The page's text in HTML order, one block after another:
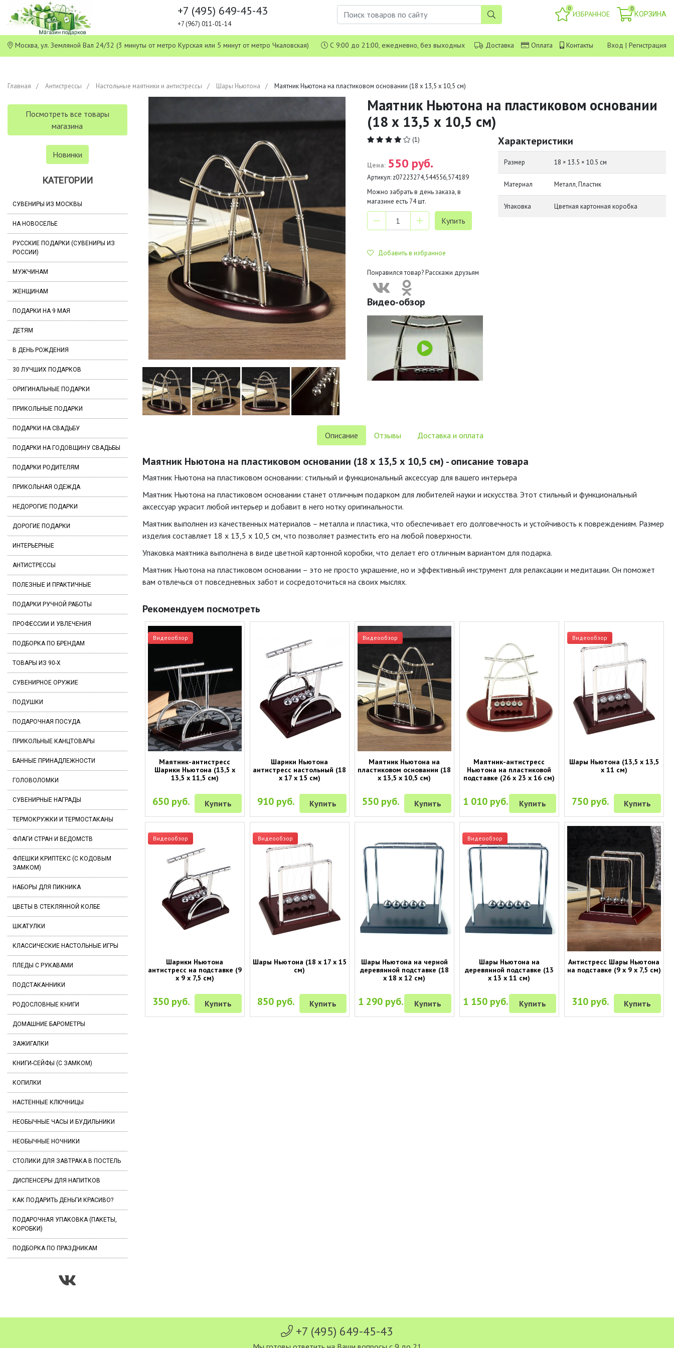
+7 (495) 649-45-43
+7 (967) 011-01-14
0
ИЗБРАННОЕ
0
КОРЗИНА
Москва, ул. Земляной Вал 24/32 (3 минуты от метро Курская или 5 минут от метро Чкаловская) С 9:00 до 21:00, ежедневно, без выходных Доставка Оплата Контакты Вход | Регистрация
Главная Антистрессы Настольные маятники и антистрессы Шары Ньютона Маятник Ньютона на пластиковом основании (18 х 13,5 х 10,5 см)
Посмотреть все товары
магазина
Новинки
КАТЕГОРИИ
СУВЕНИРЫ ИЗ МОСКВЫ
НА НОВОСЕЛЬЕ
РУССКИЕ ПОДАРКИ (СУВЕНИРЫ ИЗ
РОССИИ)
МУЖЧИНАМ
ЖЕНЩИНАМ
ПОДАРКИ НА 9 МАЯ
ДЕТЯМ
В ДЕНЬ РОЖДЕНИЯ
30 ЛУЧШИХ ПОДАРКОВ
ОРИГИНАЛЬНЫЕ ПОДАРКИ
ПРИКОЛЬНЫЕ ПОДАРКИ
ПОДАРКИ НА СВАДЬБУ
ПОДАРКИ НА ГОДОВЩИНУ СВАДЬБЫ
ПОДАРКИ РОДИТЕЛЯМ
ПРИКОЛЬНАЯ ОДЕЖДА
НЕДОРОГИЕ ПОДАРКИ
ДОРОГИЕ ПОДАРКИ
ИНТЕРЬЕРНЫЕ
АНТИСТРЕССЫ
ПОЛЕЗНЫЕ И ПРАКТИЧНЫЕ
ПОДАРКИ РУЧНОЙ РАБОТЫ
ПРОФЕССИИ И УВЛЕЧЕНИЯ
ПОДБОРКА ПО БРЕНДАМ
ТОВАРЫ ИЗ 90-Х
СУВЕНИРНОЕ ОРУЖИЕ
ПОДУШКИ
ПОДАРОЧНАЯ ПОСУДА
ПРИКОЛЬНЫЕ КАНЦТОВАРЫ
БАННЫЕ ПРИНАДЛЕЖНОСТИ
ГОЛОВОЛОМКИ
СУВЕНИРНЫЕ НАГРАДЫ
ТЕРМОКРУЖКИ И ТЕРМОСТАКАНЫ
ФЛАГИ СТРАН И ВЕДОМСТВ
ФЛЕШКИ КРИПТЕКС (С КОДОВЫМ
ЗАМКОМ)
НАБОРЫ ДЛЯ ПИКНИКА
ЦВЕТЫ В СТЕКЛЯННОЙ КОЛБЕ
ШКАТУЛКИ
КЛАССИЧЕСКИЕ НАСТОЛЬНЫЕ ИГРЫ
ПЛЕДЫ С РУКАВАМИ
ПОДСТАКАННИКИ
РОДОСЛОВНЫЕ КНИГИ
ДОМАШНИЕ БАРОМЕТРЫ
ЗАЖИГАЛКИ
КНИГИ-СЕЙФЫ (С ЗАМКОМ)
КОПИЛКИ
НАСТЕННЫЕ КЛЮЧНИЦЫ
НЕОБЫЧНЫЕ ЧАСЫ И БУДИЛЬНИКИ
НЕОБЫЧНЫЕ НОЧНИКИ
СТОЛИКИ ДЛЯ ЗАВТРАКА В ПОСТЕЛЬ
ДИСПЕНСЕРЫ ДЛЯ НАПИТКОВ
КАК ПОДАРИТЬ ДЕНЬГИ КРАСИВО?
ПОДАРОЧНАЯ УПАКОВКА (ПАКЕТЫ,
КОРОБКИ)
ПОДБОРКА ПО ПРАЗДНИКАМ
Маятник Ньютона на пластиковом основании
(18 х 13,5 х 10,5 см)
(1)
Цена: 550 руб.
Артикул: z07223274,544556,574189
Можно забрать в день заказа, в
магазине есть 74шт.
Добавить в избранное
Понравился товар? Расскажи друзьям
Видео-обзор
Характеристики
Размер 18 × 13.5 × 10.5 см
Материал Металл, Пластик
Упаковка Цветная картонная коробка
Описание Отзывы Доставка и оплата
Маятник Ньютона на пластиковом основании (18 х 13,5 х 10,5 см) - описание товара
Маятник Ньютона на пластиковом основании: стильный и функциональный аксессуар для вашего интерьера
Маятник Ньютона на пластиковом основании станет отличным подарком для любителей науки и искусства. Этот стильный и функциональный
аксессуар украсит любой интерьер и добавит в него нотку оригинальности.
Маятник выполнен из качественных материалов – металла и пластика, что обеспечивает его долговечность и устойчивость к повреждениям. Размер
изделия составляет 18 х 13,5 х 10,5 см, что позволяет разместить его на любой поверхности.
Упаковка маятника выполнена в виде цветной картонной коробки, что делает его отличным вариантом для подарка.
Маятник Ньютона на пластиковом основании – это не просто украшение, но и эффективный инструмент для релаксации и медитации. Он поможет
вам отвлечься от повседневных забот и сосредоточиться на своих мыслях.
Рекомендуем посмотреть
Видеообзор
Маятник-антистресс
Шарики Ньютона (13,5 х
13,5 х 11,5 см)
650 руб. Купить
Шарики Ньютона
антистресс настольный (18
х 17 х 15 см)
910 руб. Купить
Видеообзор
Маятник Ньютона на
пластиковом основании (18
х 13,5 х 10,5 см)
550 руб. Купить
Маятник-антистресс
Ньютона на пластиковой
подставке (26 х 23 х 16 см)
1 010 руб. Купить
Видеообзор
Шары Ньютона (13,5 х 13,5
х 11 см)
750 руб. Купить
Видеообзор
Шарики Ньютона
антистресс на подставке (9
х 9 х 7,5 см)
350 руб. Купить
Видеообзор
Шары Ньютона (18 х 17 х 15
см)
850 руб. Купить
Шары Ньютона на черной
деревянной подставке (18
х 18 х 12 см)
1 290 руб. Купить
Видеообзор
Шары Ньютона на
деревянной подставке (13
х 13 х 11 см)
1 150 руб. Купить
Антистресс Шары Ньютона
на подставке (9 х 9 х 7,5 см)
310 руб. Купить
+7 (495) 649-45-43